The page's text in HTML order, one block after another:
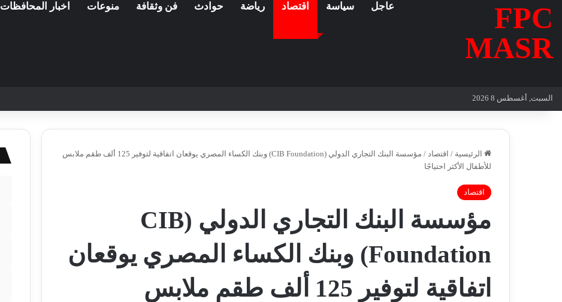
FPC
MASR
عاجل سياسة اقتصاد رياضة حوادث فن وثقافة منوعات اخبار المحافظات
السبت, أغسطس 8 2026
الرئيسية / اقتصاد /
مؤسسة البنك التجاري الدولي (CIB Foundation) وبنك الكساء المصري يوقعان اتفاقية لتوفير 125 ألف طقم ملابس
للأطفال الأكثر احتياجًا
اقتصاد
مؤسسة البنك التجاري الدولي (CIB
Foundation) وبنك الكساء المصري يوقعان
اتفاقية لتوفير 125 ألف طقم ملابس